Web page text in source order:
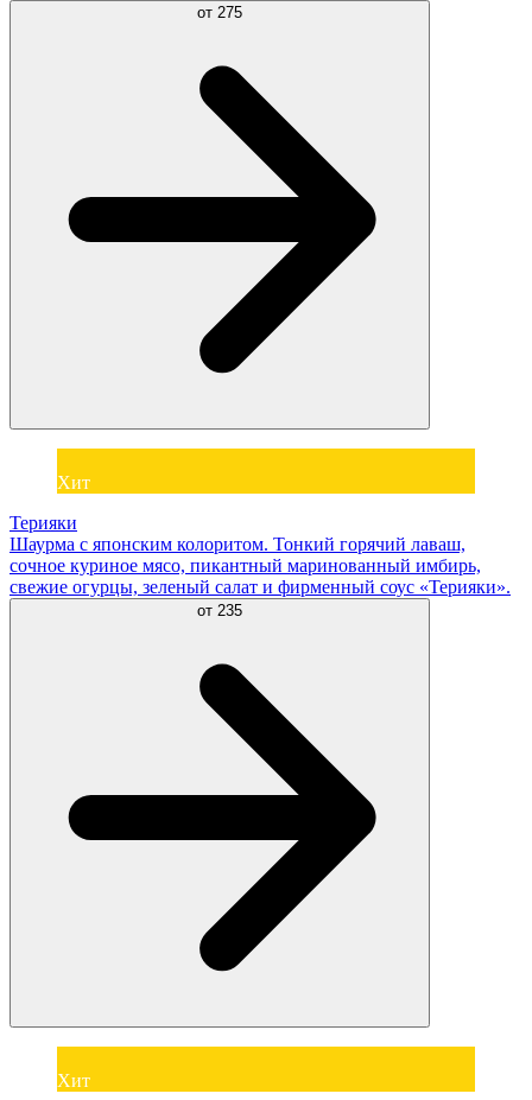
от 275
Хит
Терияки
Шаурма с японским колоритом. Тонкий горячий лаваш,
сочное куриное мясо, пикантный маринованный имбирь,
свежие огурцы, зеленый салат и фирменный соус «Терияки».
от 235
Хит